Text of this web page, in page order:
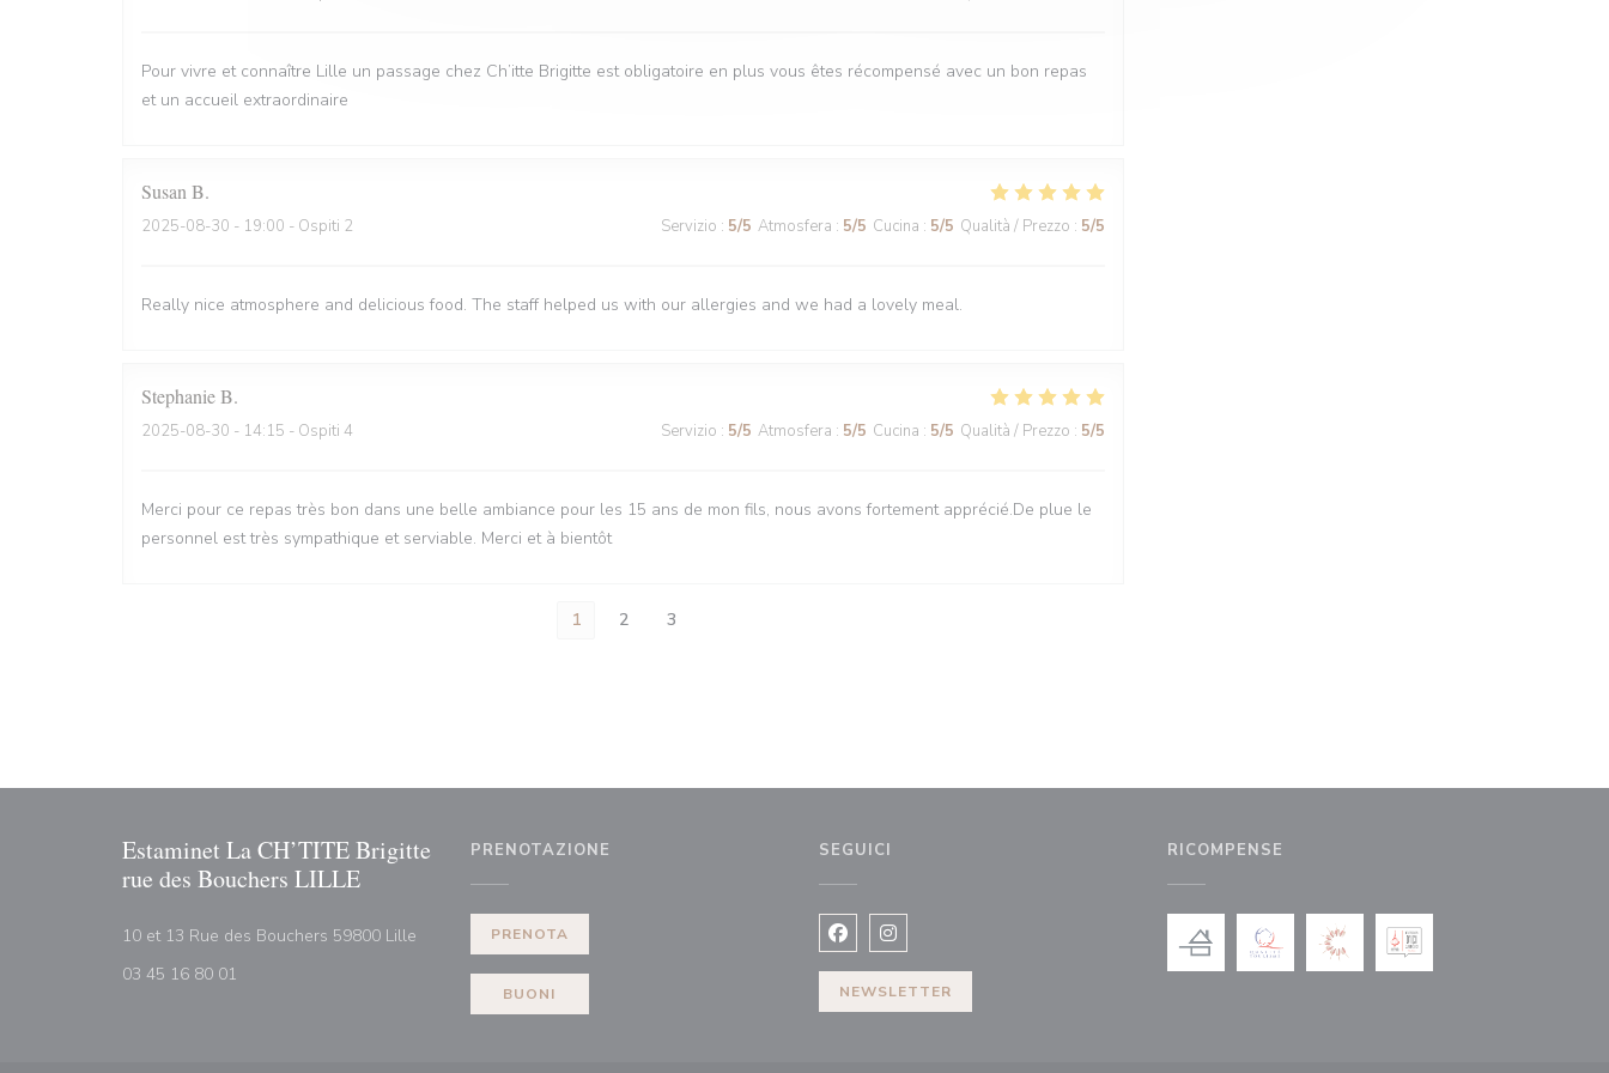
Pour vivre et connaître Lille un passage chez Ch’itte Brigitte est obligatoire en plus vous êtes récompensé avec un bon repas
et un accueil extraordinaire
Susan B
2025-08-30 - 19:00 - Ospiti 2 Servizio : 5/5 Atmosfera : 5/5 Cucina : 5/5 Qualità / Prezzo : 5/5
Really nice atmosphere and delicious food. The staff helped us with our allergies and we had a lovely meal.
StephanieB
2025-08-30 - 14:15 - Ospiti 4 Servizio : 5/5 Atmosfera : 5/5 Cucina : 5/5 Qualità / Prezzo : 5/5
Merci pour ce repas très bon dans une belle ambiance pour les 15 ans de mon fils, nous avons fortement apprécié.De plue le
personnel est très sympathique et serviable. Merci et à bientôt
1 2 3
Estaminet La CH’TITE Brigitte
rue des Bouchers LILLE
10 et 13 Rue des Bouchers 59800 Lille ((apre una nuova finestra))
03 45 16 80 01
PRENOTAZIONE
PRENOTA
BUONI
SEGUICI
Facebook ((apre una nuova finestra))
Instagram ((apre una nuova finestra))
NEWSLETTER
RICOMPENSE